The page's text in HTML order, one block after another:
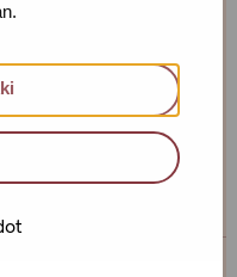
к
или у вас есть идея,
вместе с нами,